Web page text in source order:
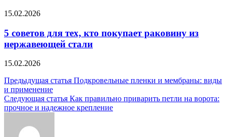
15.02.2026
5 советов для тех, кто покупает раковину из
нержавеющей стали
15.02.2026
Навигация
по
записям
Предыдущая статья Подкровельные пленки и мембраны: виды
и применение
Следующая статья Как правильно приварить петли на ворота:
прочное и надежное крепление